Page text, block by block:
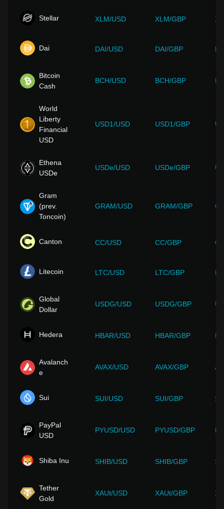
Stellar XLM/USD XLM/GBP
Dai DAI/USD DAI/GBP
Bitcoin
Cash
BCH/USD BCH/GBP
World
Liberty
Financial
USD
USD1/USD USD1/GBP
Ethena
USDe
USDe/USD USDe/GBP
Gram
(prev.
Toncoin)
GRAM/USD GRAM/GBP
Canton CC/USD CC/GBP
Litecoin LTC/USD LTC/GBP
Global
Dollar
USDG/USD USDG/GBP
Hedera HBAR/USD HBAR/GBP
Avalanch
e
AVAX/USD AVAX/GBP
Sui SUI/USD SUI/GBP
PayPal
USD
PYUSD/USD PYUSD/GBP
Shiba Inu SHIB/USD SHIB/GBP
Tether
Gold
XAUt/USD XAUt/GBP